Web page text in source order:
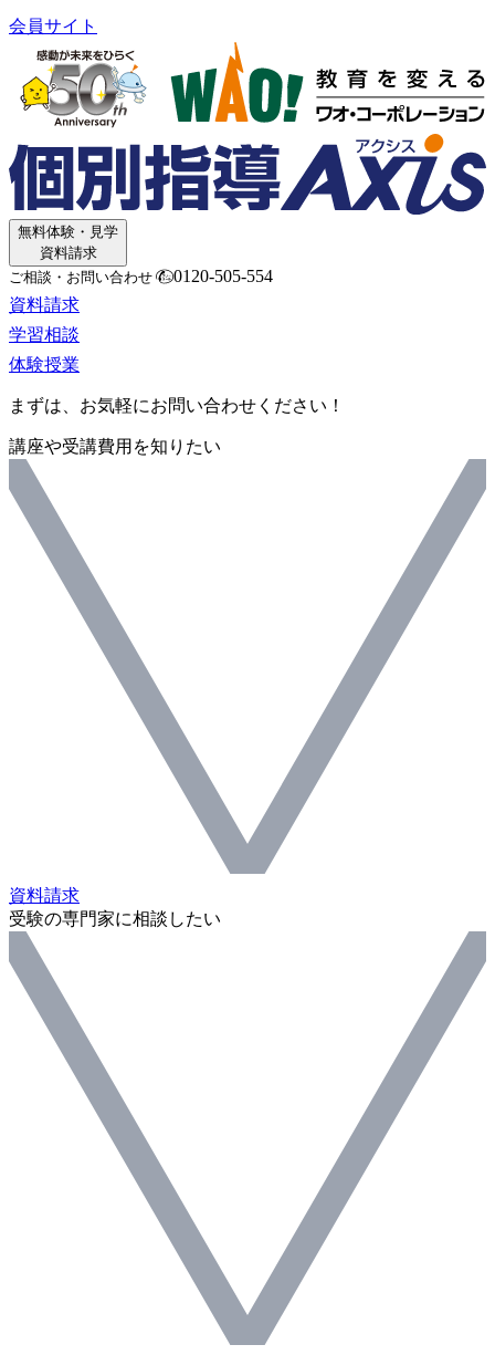
会員サイト
無料体験・見学
資料請求
ご相談・お問い合わせ
0120-505-554
資料請求
学習相談
体験授業
まずは、お気軽にお問い合わせください！
講座や受講費用を知りたい
資料請求
受験の専門家に相談したい